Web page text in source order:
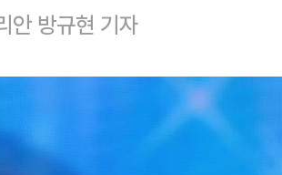
방규현 기자